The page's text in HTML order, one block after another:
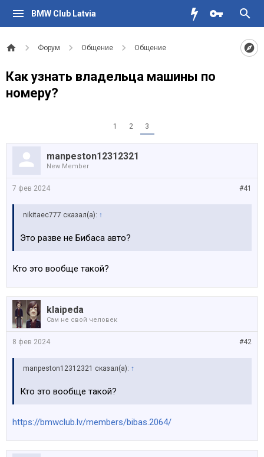
BMW Club Latvia
Форум Общение Общение
Как узнать владельца машины по
номеру?
1 2 3
manpeston12312321
New Member
#41
7 фев 2024
nikitaec777 сказал(а): ↑
Это разве не Бибаса авто?
Кто это вообще такой?
klaipeda
Сам не свой человек
#42
8 фев 2024
manpeston12312321 сказал(а): ↑
Кто это вообще такой?
https://bmwclub.lv/members/bibas.2064/